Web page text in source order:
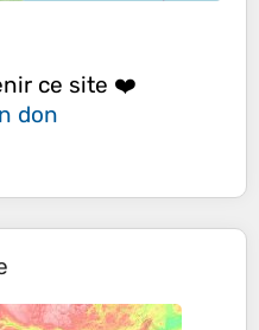
ce site ❤️
don